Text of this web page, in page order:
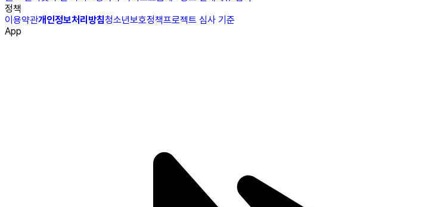
정책
이용약관개인정보처리방침청소년보호정책프로젝트 심사 기준
App